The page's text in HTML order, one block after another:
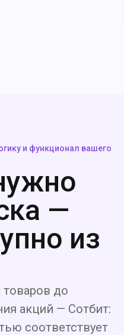
и функционал вашего
—
из
товаров до
акций — Сотбит:
соответствует